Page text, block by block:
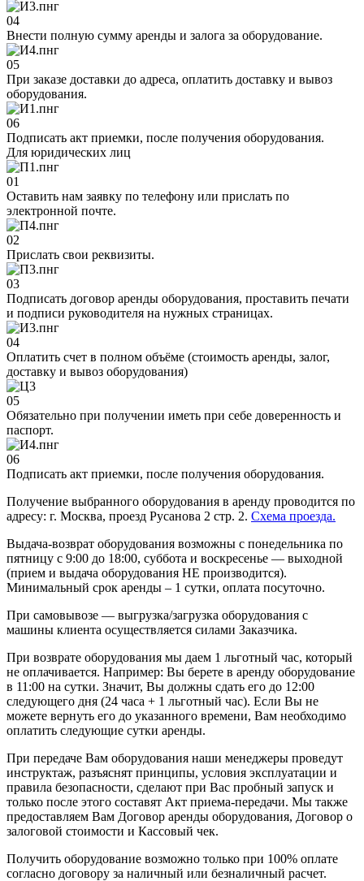
04
Внести полную сумму аренды и залога за оборудование.
05
При заказе доставки до адреса, оплатить доставку и вывоз
оборудования.
06
Подписать акт приемки, после получения оборудования.
Для юридических лиц
01
Оставить нам заявку по телефону или прислать по
электронной почте.
02
Прислать свои реквизиты.
03
Подписать договор аренды оборудования, проставить печати
и подписи руководителя на нужных страницах.
04
Оплатить счет в полном объёме (стоимость аренды, залог,
доставку и вывоз оборудования)
05
Обязательно при получении иметь при себе доверенность и
паспорт.
06
Подписать акт приемки, после получения оборудования.
Получение выбранного оборудования в аренду проводится по
адресу: г. Москва, проезд Русанова 2 стр. 2. Схема проезда.
Выдача-возврат оборудования возможны с понедельника по
пятницу с 9:00 до 18:00, суббота и воскресенье — выходной
(прием и выдача оборудования НЕ производится).
Минимальный срок аренды – 1 сутки, оплата посуточно.
При самовывозе — выгрузка/загрузка оборудования с
машины клиента осуществляется силами Заказчика.
При возврате оборудования мы даем 1 льготный час, который
не оплачивается. Например: Вы берете в аренду оборудование
в 11:00 на сутки. Значит, Вы должны сдать его до 12:00
следующего дня (24 часа + 1 льготный час). Если Вы не
можете вернуть его до указанного времени, Вам необходимо
оплатить следующие сутки аренды.
При передаче Вам оборудования наши менеджеры проведут
инструктаж, разъяснят принципы, условия эксплуатации и
правила безопасности, сделают при Вас пробный запуск и
только после этого составят Акт приема-передачи. Мы также
предоставляем Вам Договор аренды оборудования, Договор о
залоговой стоимости и Кассовый чек.
Получить оборудование возможно только при 100% оплате
согласно договору за наличный или безналичный расчет.